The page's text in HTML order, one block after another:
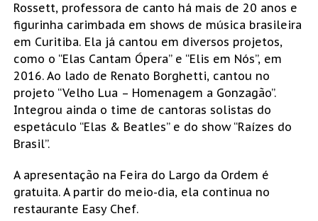
Rossett, professora de canto há mais de 20 anos e
figurinha carimbada em shows de música brasileira
em Curitiba. Ela já cantou em diversos projetos,
como o “Elas Cantam Ópera” e “Elis em Nós”, em
2016. Ao lado de Renato Borghetti, cantou no
projeto “Velho Lua – Homenagem a Gonzagão”.
Integrou ainda o time de cantoras solistas do
espetáculo “Elas & Beatles” e do show “Raízes do
Brasil”.
A apresentação na Feira do Largo da Ordem é
gratuita. A partir do meio-dia, ela continua no
restaurante Easy Chef.